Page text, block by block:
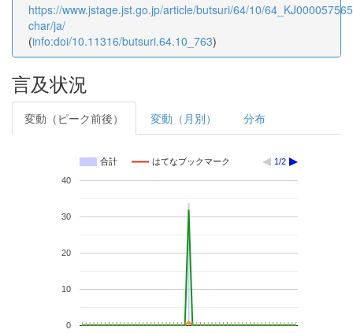
https://www.jstage.jst.go.jp/article/butsuri/64/10/
char/ja/
(info:doi/10.11316/butsuri.64.10_763)
言及状況
変動（ピーク前後） 変動（月別） 分布
合計 はてなブックマーク 1/2
0
10
20
30
40